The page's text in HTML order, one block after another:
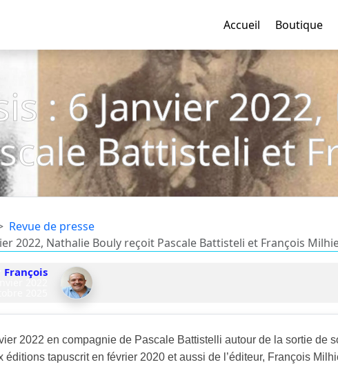
Accueil Boutique
: 6 Janvier
Battisteli et
Revue de presse
2022, Nathalie Bouly reçoit Pascale Battisteli et François
François
2022
2022 en compagnie de Pascale Battistelli autour de la sortie de
éditions tapuscrit en février 2020 et aussi de l’éditeur, François